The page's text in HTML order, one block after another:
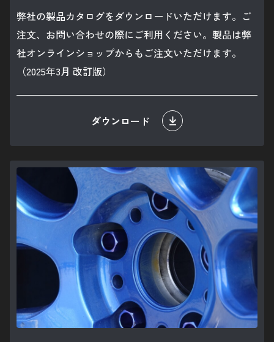
弊社の製品カタログをダウンロードいただけます。ご
注文、お問い合わせの際にご利用ください。製品は弊
社オンラインショップからもご注文いただけます。
（2025年3月 改訂版）
ダウンロード